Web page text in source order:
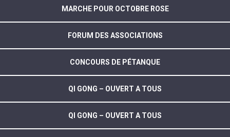
MARCHE POUR OCTOBRE ROSE
FORUM DES ASSOCIATIONS
CONCOURS DE PÉTANQUE
QI GONG – OUVERT A TOUS
QI GONG – OUVERT A TOUS